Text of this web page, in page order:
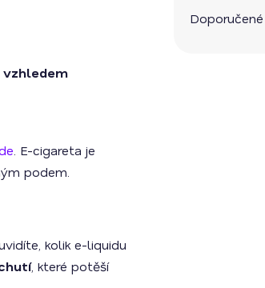
. E-cigareta je
podem.
kolik e-liquidu
, které potěší